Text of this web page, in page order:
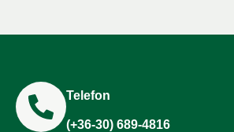
Telefon
(+36-30) 689-4816